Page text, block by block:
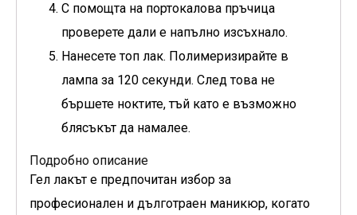
С помощта на портокалова пръчица
проверете дали е напълно изсъхнало.
Нанесете топ лак. Полимеризирайте в
лампа за 120 секунди. След това не
бършете ноктите, тъй като е възможно
блясъкът да намалее.
Подробно описание
Гел лакът е предпочитан избор за
професионален и дълготраен маникюр, когато